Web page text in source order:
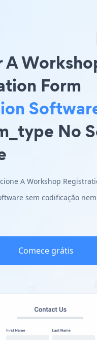
A
Form
No
A Workshop
sem codificação
Comece grátis